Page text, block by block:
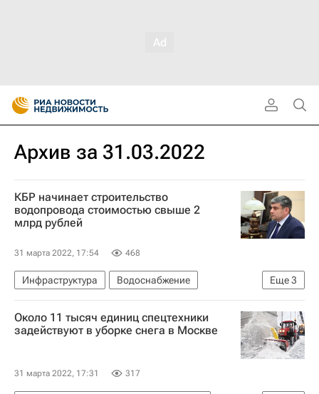
Архив за 31.03.2022
КБР начинает строительство
водопровода стоимостью свыше 2
млрд рублей
31 марта 2022, 17:54 468
Еще3
Инфраструктура
Водоснабжение
Кабардино-Балкарская Республика (КБР)
ЖКХ
Казбек Коков
Около 11 тысяч единиц спецтехники
задействуют в уборке снега в Москве
31 марта 2022, 17:31 317